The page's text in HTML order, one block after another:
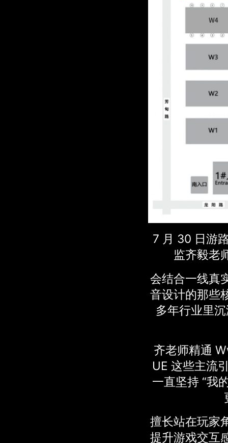
7 月 30 日游
监齐毅老
会结合一线真
音设计的那些
多年行业里
齐老师精通
UE 这些主流
一直坚持 “我
擅长站在玩家
提升游戏交互